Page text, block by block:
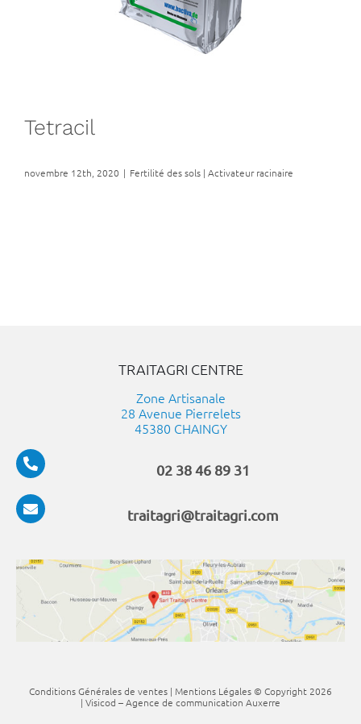
Tetracil
novembre 12th, 2020 | Fertilité des sols | Activateur racinaire
TRAITAGRI CENTRE
Zone Artisanale
28 Avenue Pierrelets
45380 CHAINGY
02 38 46 89 31
traitagri@traitagri.com
Conditions Générales de ventes | Mentions Légales © Copyright 2026
| Visicod –Agence de communication Auxerre